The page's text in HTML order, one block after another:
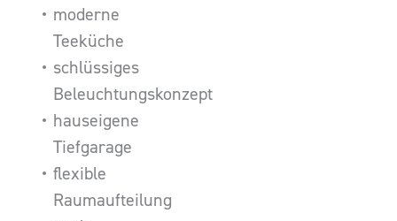
moderne
Teeküche
schlüssiges
Beleuchtungskonzept
hauseigene
Tiefgarage
flexible
Raumaufteilung